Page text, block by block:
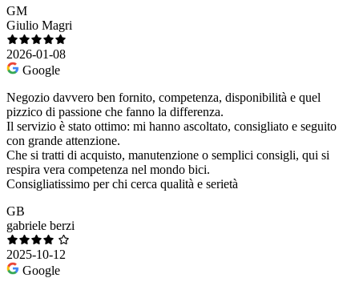
GM
Giulio Magri
2026-01-08
Google
Negozio davvero ben fornito, competenza, disponibilità e quel
pizzico di passione che fanno la differenza.
Il servizio è stato ottimo: mi hanno ascoltato, consigliato e seguito
con grande attenzione.
Che si tratti di acquisto, manutenzione o semplici consigli, qui si
respira vera competenza nel mondo bici.
Consigliatissimo per chi cerca qualità e serietà
GB
gabriele berzi
2025-10-12
Google